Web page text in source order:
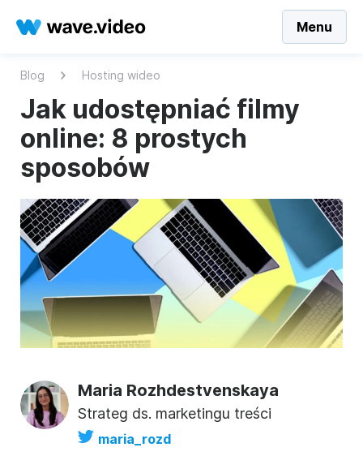
Menu
Blog Hosting wideo
Jak udostępniać filmy
online: 8 prostych
sposobów
Maria Rozhdestvenskaya
Strateg ds. marketingu treści
maria_rozd